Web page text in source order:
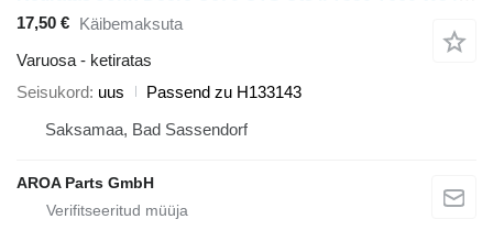
17,50 € Käibemaksuta
Varuosa - ketiratas
Seisukord uus
Passend zu H133143
Saksamaa, Bad Sassendorf
AROA Parts GmbH